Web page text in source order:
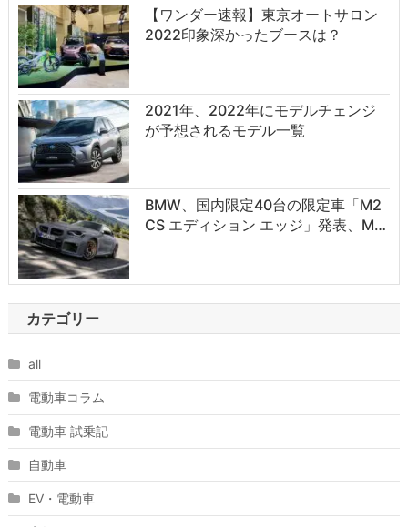
【ワンダー速報】東京オートサロン
2022印象深かったブースは？
2021年、2022年にモデルチェンジ
が予想されるモデル一覧
BMW、国内限定40台の限定車「M2
CS エディション エッジ」発表、M…
カテゴリー
all
電動車コラム
電動車 試乗記
自動車
EV・電動車